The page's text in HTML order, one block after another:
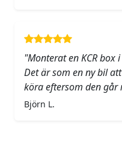
"Monterat en KCR box
Det är som en ny bil
köra eftersom den går
Björn L.